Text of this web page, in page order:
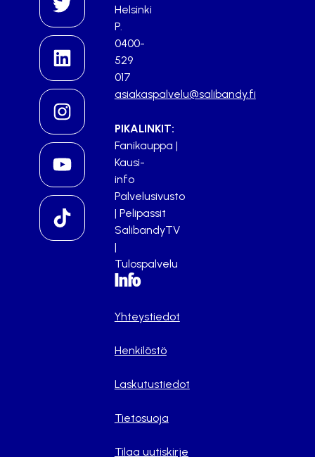
Helsinki
P.
0400-
529
017
asiakaspalvelu@salibandy.fi
PIKALINKIT:
Fanikauppa |
Kausi-
info
Palvelusivusto
| Pelipassit
SalibandyTV
|
Tulospalvelu
Info
Yhteystiedot
Henkilöstö
Laskutustiedot
Tietosuoja
Tilaa uutiskirje